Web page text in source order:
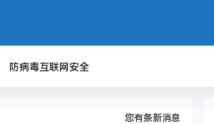
防病毒互联网安全
您有条新消息